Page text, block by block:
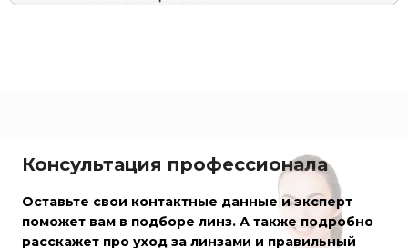
Консультация профессионала
Оставьте свои контактные данные и эксперт
поможет вам в подборе линз. А также подробно
расскажет про уход за линзами и правильный